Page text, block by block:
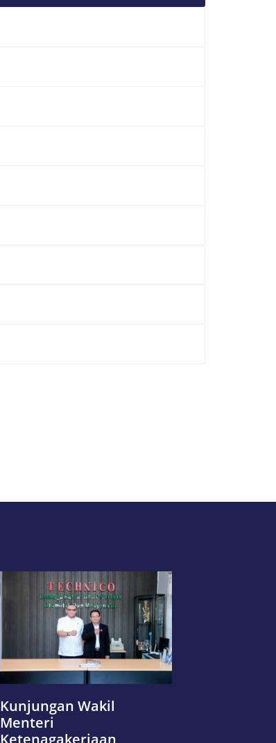
Kunjungan Wakil
Menteri
Ketenagakerjaan